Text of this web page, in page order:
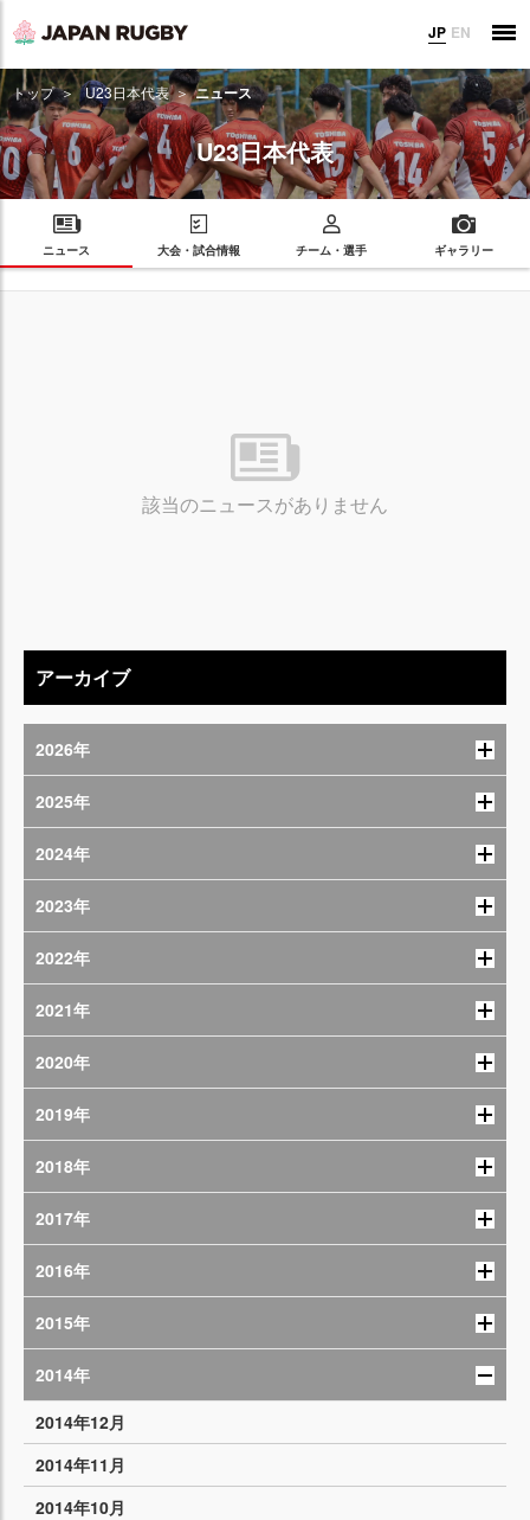
JP EN
トップ U23日本代表 ニュース
U23日本代表
ニュース 大会・試合情報 チーム・選手 ギャラリー
該当のニュースがありません
アーカイブ
2026年
2025年
2024年
2023年
2022年
2021年
2020年
2019年
2018年
2017年
2016年
2015年
2014年
2014年12月
2014年11月
2014年10月